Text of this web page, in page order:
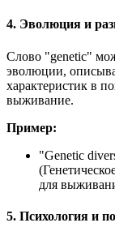
4. Эволюция и
Слово "genetic"
эволюции,
характеристик в
выживание.
Пример:
"Genetic
для
5. Психология и